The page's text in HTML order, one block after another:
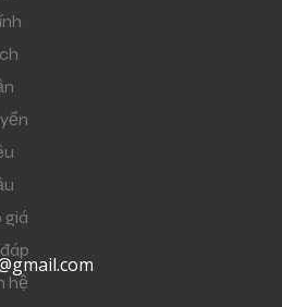
giá
hệ